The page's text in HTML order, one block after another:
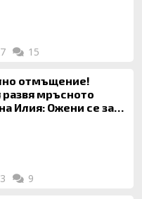
15
отмъщение!
развя мръсното
Илия: Ожени се за
9